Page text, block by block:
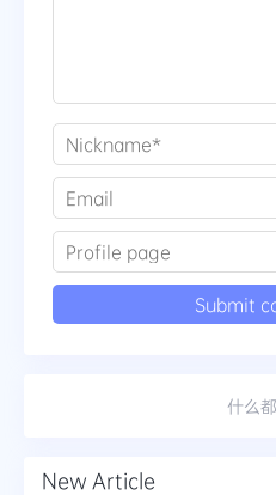
什么
New Article